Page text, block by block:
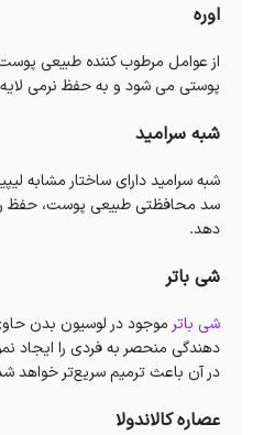
اوره
از عوامل مرطوب کننده طبیعی
پوستی می شود و به حفظ نرمی
شبه سرامید
شبه سرامید دارای ساختار مشابه
سد محافظتی طبیعی پوست، حفظ
دهد.
شی باتر
شی باتر
در آن باعث ترمیم سریع‌تر خواهد
عصاره کالاندولا